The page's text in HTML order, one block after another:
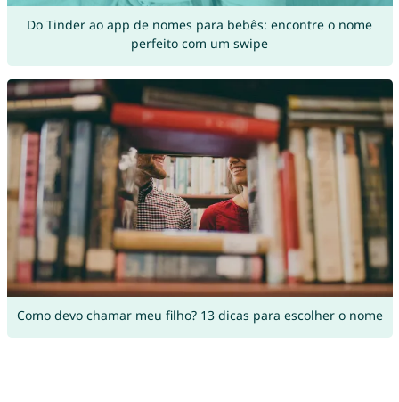
Do Tinder ao app de nomes para bebês: encontre o nome
perfeito com um swipe
Como devo chamar meu filho? 13 dicas para escolher o nome